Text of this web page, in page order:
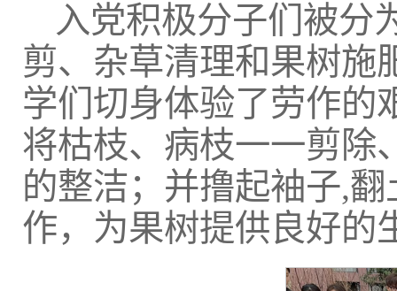
入党积极分子们被分
剪、杂草清理和果树施
学们切身体验了劳作的
将枯枝、病枝一一剪除
的整洁；并撸起袖子,
作，为果树提供良好的